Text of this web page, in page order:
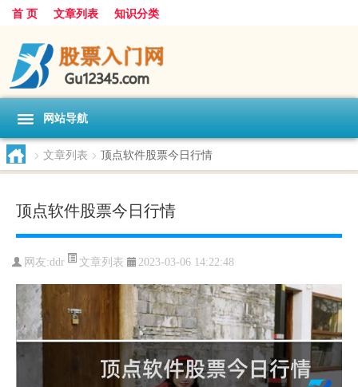
首 页 文章列表 知识分类
网站导航
> 文章列表 > 顶点软件股票今日行情
顶点软件股票今日行情
网友:ddr 文章列表 2023-03-06 14:22:48